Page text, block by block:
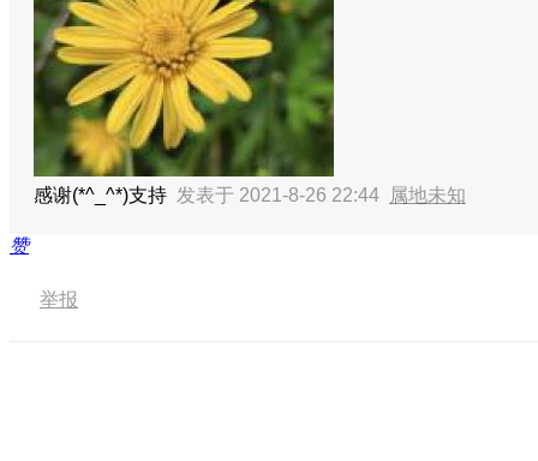
感谢(*^_^*)支持 发表于 2021-8-26 22:44 属地未知
赞
举报